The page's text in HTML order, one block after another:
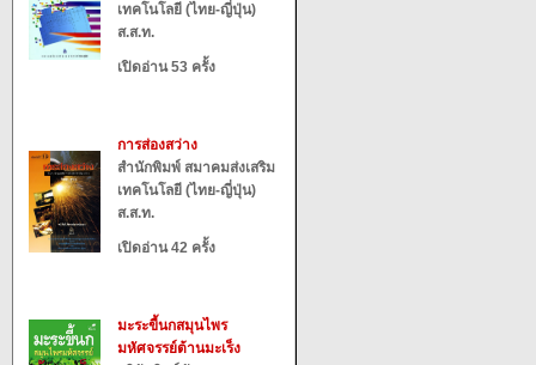
เทคโนโลยี (ไทย-ญี่ปุ่น)
ส.ส.ท.
เปิดอ่าน 53 ครั้ง
การส่องสว่าง
สำนักพิมพ์ สมาคมส่งเสริม
เทคโนโลยี (ไทย-ญี่ปุ่น)
ส.ส.ท.
เปิดอ่าน 42 ครั้ง
มะระขี้นกสมุนไพร
มหัศจรรย์ต้านมะเร็ง